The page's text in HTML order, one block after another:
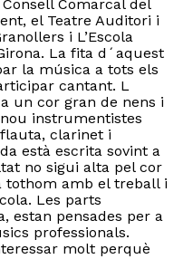
Consell Comarcal del
el Teatre Auditori i
i L’Escola
La fita d´aquest
la música a tots els
cantant. L
un cor gran de nens i
instrumentistes
clarinet i
està escrita sovint a
no sigui alta pel cor
tothom amb el treball i
Les parts
estan pensades per a
professionals.
molt perquè